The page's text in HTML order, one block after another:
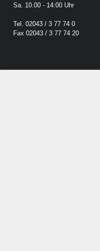
Sa. 10.00 - 14:00 Uhr
Tel. 02043 / 3 77 74 0
Fax 02043 / 3 77 74 20